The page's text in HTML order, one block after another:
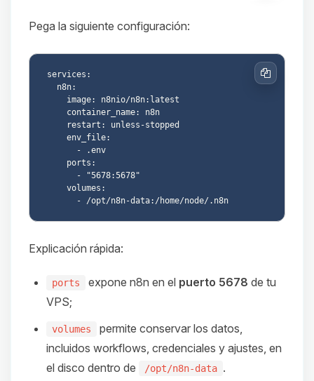
Pega la siguiente configuración:
services:
Copiar
Explicación rápida:
ports expone n8n en el puerto 5678 de tu
VPS;
volumes
permite conservar los datos,
incluidos workflows, credenciales y ajustes, en
el disco dentro de
/opt/n8n-data .